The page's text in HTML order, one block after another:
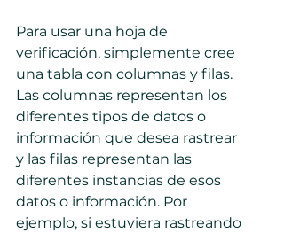
Para usar una hoja de
verificación, simplemente cree
una tabla con columnas y filas.
Las columnas representan los
diferentes tipos de datos o
información que desea rastrear
y las filas representan las
diferentes instancias de esos
datos o información. Por
ejemplo, si estuviera rastreando